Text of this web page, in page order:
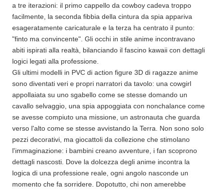
a tre iterazioni: il primo cappello da cowboy cadeva troppo
facilmente, la seconda fibbia della cintura da spia appariva
esageratamente caricaturale e la terza ha centrato il punto:
"finto ma convincente". Gli occhi in stile anime incontravano
abiti ispirati alla realtà, bilanciando il fascino kawaii con dettagli
logici legati alla professione.
Gli ultimi modelli in PVC di action figure 3D di ragazze anime
sono diventati veri e propri narratori da tavolo: una cowgirl
appollaiata su uno sgabello come se stesse domando un
cavallo selvaggio, una spia appoggiata con nonchalance come
se avesse compiuto una missione, un astronauta che guarda
verso l'alto come se stesse avvistando la Terra. Non sono solo
pezzi decorativi, ma giocattoli da collezione che stimolano
l'immaginazione: i bambini creano avventure, i fan scoprono
dettagli nascosti. Dove la dolcezza degli anime incontra la
logica di una professione reale, ogni angolo nasconde un
momento che fa sorridere. Dopotutto, chi non amerebbe